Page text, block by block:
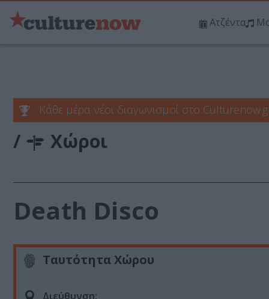
Ατζέντα
Κάθε μέρα νέοι διαγωνισμοί στο
/ Χώροι
Death Disco
Ταυτότητα Χώρου
Διεύθυνση: